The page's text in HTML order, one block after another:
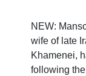
NEW:
wife of late
Khamenei,
following